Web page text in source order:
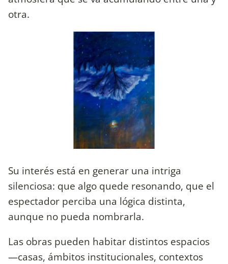
otra.
Su interés está en generar una intriga
silenciosa: que algo quede resonando, que el
espectador perciba una lógica distinta,
aunque no pueda nombrarla.
Las obras pueden habitar distintos espacios
—casas, ámbitos institucionales, contextos